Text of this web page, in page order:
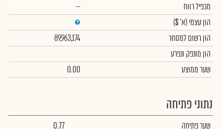
מכפיל רווח
--
הון עצמי (א' $)
הון רשום למסחר
89,963,174
הון מונפק ונפרע
שער ממוצע
0.00
נתוני פתיחה
שער פתיחה 0.77